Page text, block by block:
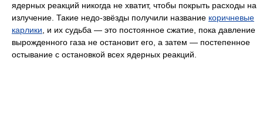
ядерных реакций никогда не хватит, чтобы покрыть расходы на
излучение. Такие недо-звёзды получили название коричневые
карлики, и их судьба — это постоянное сжатие, пока давление
вырожденного газа не остановит его, а затем — постепенное
остывание с остановкой всех ядерных реакций.